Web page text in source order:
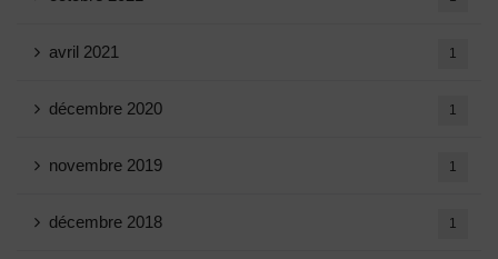
avril 2021 1
décembre 2020 1
novembre 2019 1
décembre 2018 1